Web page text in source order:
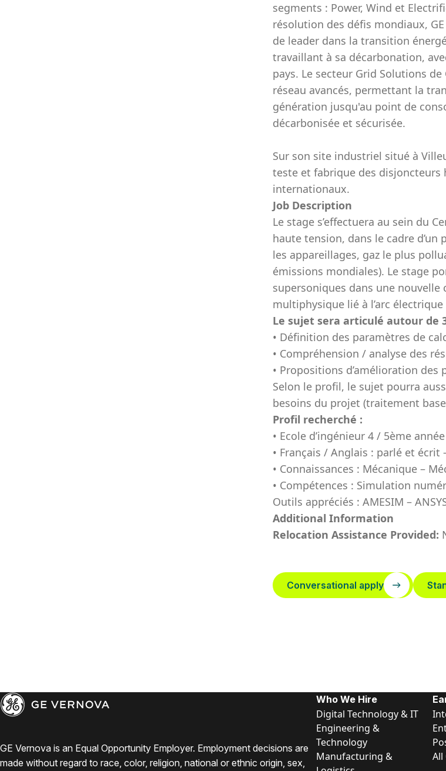
segments : Power, Wind et
résolution des défis mondiaux,
de leader dans la transition
travaillant à sa décarbonation,
pays. Le secteur Grid Solutions
réseau avancés, permettant la
génération jusqu'au point de
décarbonisée et sécurisée.
Sur son site industriel situé à
teste et fabrique des
internationaux.
Job Description
Le stage s’effectuera au sein du
haute tension, dans le cadre
les appareillages, gaz le plus
émissions mondiales). Le stage
supersoniques dans une
multiphysique lié à l’arc électrique
Le sujet sera articulé autour de
• Définition des paramètres de
• Compréhension / analyse des
• Propositions d’amélioration
Selon le profil, le sujet pourra
besoins du projet (traitement
Profil recherché :
• Ecole d’ingénieur 4 / 5ème
• Français / Anglais : parlé et
• Connaissances : Mécanique –
• Compétences : Simulation
Outils appréciés : AMESIM –
Additional Information
Relocation Assistance Provided:
Conversational apply
GE Vernova is an Equal Opportunity Employer. Employment decisions are
made without regard to race, color, religion, national or ethnic origin, sex,
Who We Hire
Digital Technology & IT
Engineering &
Technology
Manufacturing &